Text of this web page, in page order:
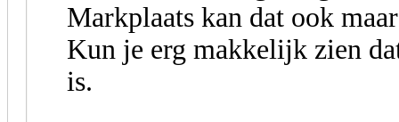
Markplaats kan dat ook
Kun je erg makkelijk zien
is.